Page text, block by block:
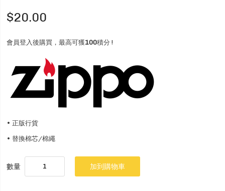
$20.00
會員登入後購買，最高可獲100積分 !
•正版行貨
•替換棉芯/棉繩
數量 加到購物車